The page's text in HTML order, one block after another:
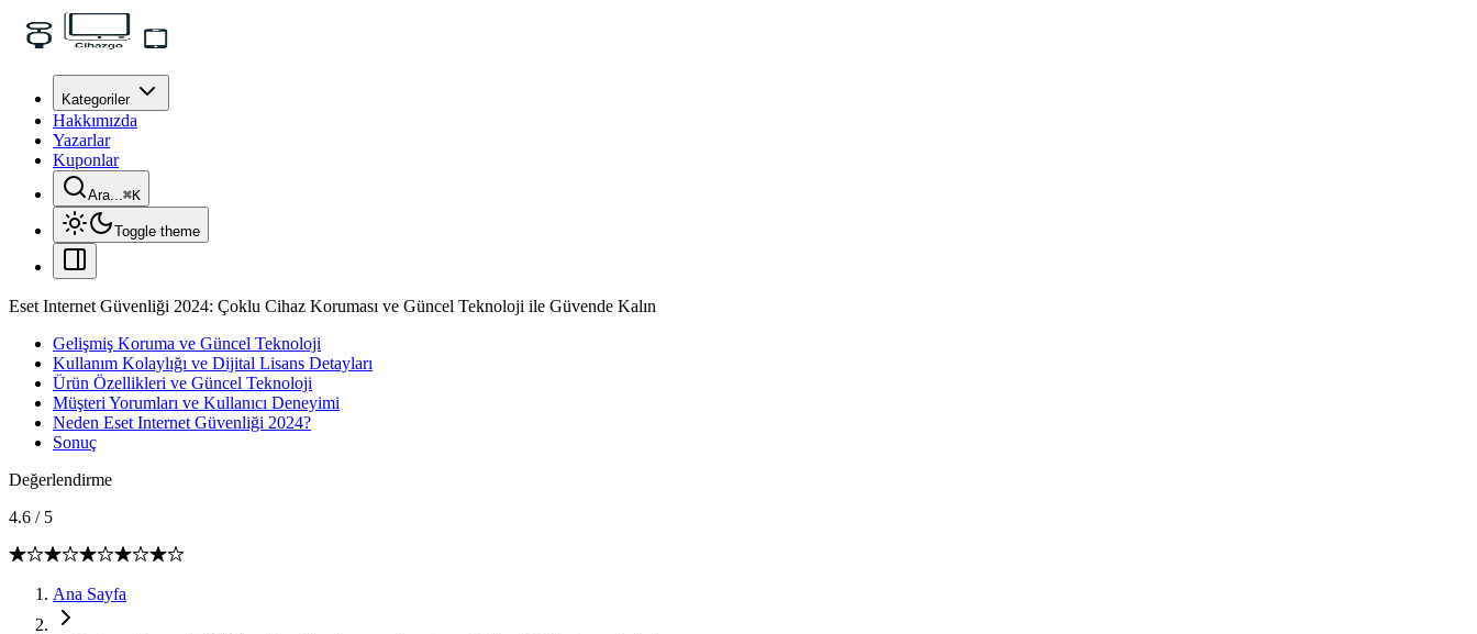
Kategoriler
Hakkımızda
Yazarlar
Kuponlar
Ara...⌘K
Toggle theme
Eset Internet Güvenliği 2024: Çoklu Cihaz Koruması ve Güncel Teknoloji ile Güvende Kalın
Gelişmiş Koruma ve Güncel Teknoloji
Kullanım Kolaylığı ve Dijital Lisans Detayları
Ürün Özellikleri ve Güncel Teknoloji
Müşteri Yorumları ve Kullanıcı Deneyimi
Neden Eset Internet Güvenliği 2024?
Sonuç
Değerlendirme
4.6 / 5
Ana Sayfa